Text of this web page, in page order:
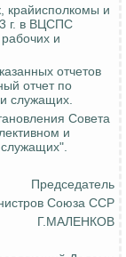
крайисполкомы и
г. в ВЦСПС
и
отчетов
отчет по
служащих.
Совета
и
служащих".
Председатель
Союза ССР
Г.МАЛЕНКОВ